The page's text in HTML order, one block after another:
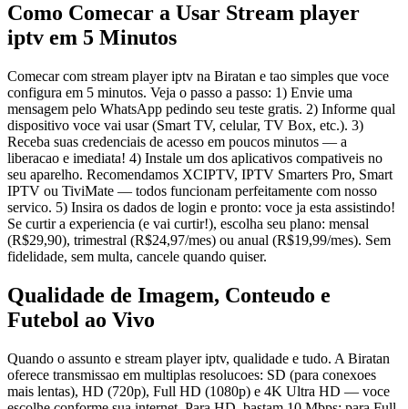
Como Comecar a Usar Stream player
iptv em 5 Minutos
Comecar com stream player iptv na Biratan e tao simples que voce
configura em 5 minutos. Veja o passo a passo: 1) Envie uma
mensagem pelo WhatsApp pedindo seu teste gratis. 2) Informe qual
dispositivo voce vai usar (Smart TV, celular, TV Box, etc.). 3)
Receba suas credenciais de acesso em poucos minutos — a
liberacao e imediata! 4) Instale um dos aplicativos compativeis no
seu aparelho. Recomendamos XCIPTV, IPTV Smarters Pro, Smart
IPTV ou TiviMate — todos funcionam perfeitamente com nosso
servico. 5) Insira os dados de login e pronto: voce ja esta assistindo!
Se curtir a experiencia (e vai curtir!), escolha seu plano: mensal
(R$29,90), trimestral (R$24,97/mes) ou anual (R$19,99/mes). Sem
fidelidade, sem multa, cancele quando quiser.
Qualidade de Imagem, Conteudo e
Futebol ao Vivo
Quando o assunto e stream player iptv, qualidade e tudo. A Biratan
oferece transmissao em multiplas resolucoes: SD (para conexoes
mais lentas), HD (720p), Full HD (1080p) e 4K Ultra HD — voce